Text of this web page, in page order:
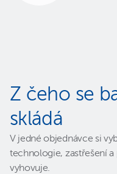
Z čeho se
skládá
V jedné objednávce si
technologie, zastřešení
vyhovuje.